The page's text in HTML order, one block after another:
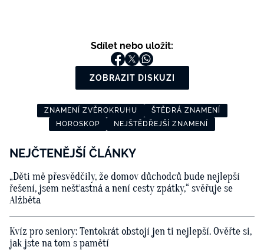
Sdílet nebo uložit:
ZOBRAZIT DISKUZI
ZNAMENÍ ZVĚROKRUHU
ŠTĚDRÁ ZNAMENÍ
HOROSKOP
NEJŠTĚDŘEJŠÍ ZNAMENÍ
NEJČTENĚJŠÍ ČLÁNKY
„Děti mě přesvědčily, že domov důchodců bude nejlepší
řešení, jsem nešťastná a není cesty zpátky,“ svěřuje se
Alžběta
Kvíz pro seniory: Tentokrát obstojí jen ti nejlepší. Ověřte si,
jak jste na tom s pamětí